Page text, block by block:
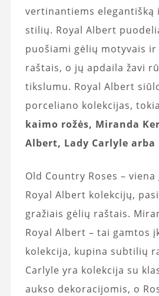
vertinantiems elegantišką
stilių. Royal Albert
puošiami gėlių motyvais ir
raštais, o jų apdaila žavi
tikslumu. Royal Albert
porceliano kolekcijas,
kaimo rožės, Miranda
Albert, Lady Carlyle arba
Old Country Roses –
Royal Albert kolekcijų,
gražiais gėlių raštais.
Royal Albert – tai gamtos
kolekcija, kupina subtilių
Carlyle yra kolekcija su
aukso dekoracijomis, o